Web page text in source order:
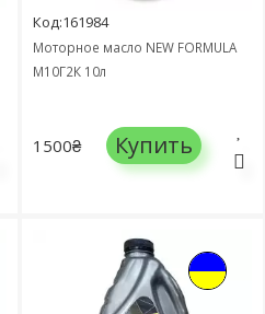
Код:161984
Моторное масло NEW FORMULA
М10Г2К 10л
1500₴ Купить